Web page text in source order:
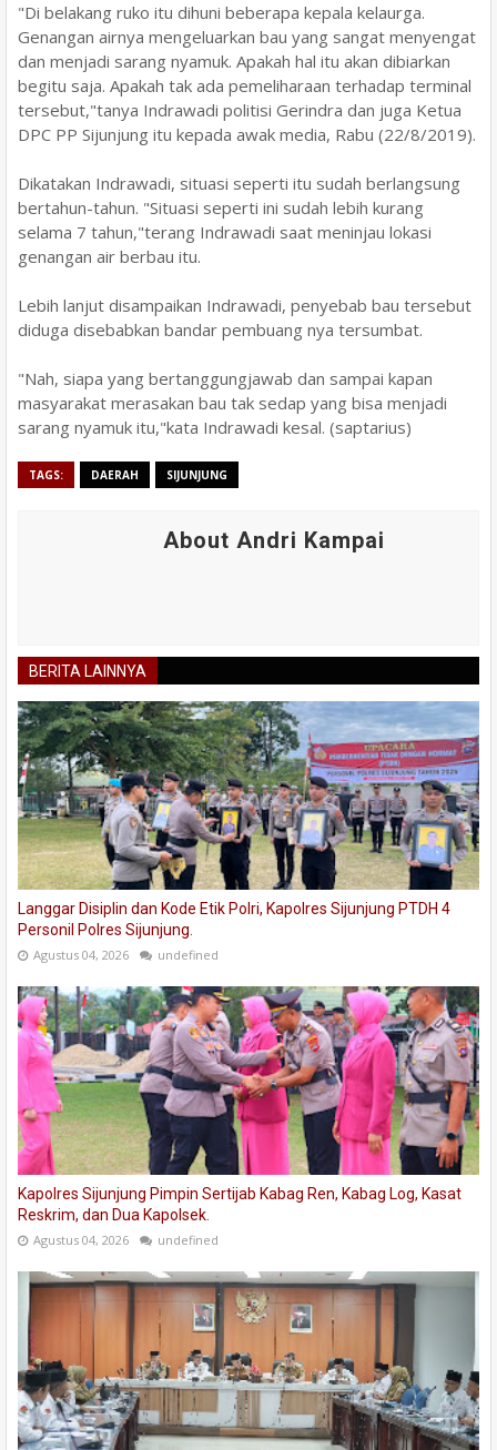
"Di belakang ruko itu dihuni beberapa kepala kelaurga.
Genangan airnya mengeluarkan bau yang sangat menyengat
dan menjadi sarang nyamuk. Apakah hal itu akan dibiarkan
begitu saja. Apakah tak ada pemeliharaan terhadap terminal
tersebut,"tanya Indrawadi politisi Gerindra dan juga Ketua
DPC PP Sijunjung itu kepada awak media, Rabu (22/8/2019).
Dikatakan Indrawadi, situasi seperti itu sudah berlangsung
bertahun-tahun. "Situasi seperti ini sudah lebih kurang
selama 7 tahun,"terang Indrawadi saat meninjau lokasi
genangan air berbau itu.
Lebih lanjut disampaikan Indrawadi, penyebab bau tersebut
diduga disebabkan bandar pembuang nya tersumbat.
"Nah, siapa yang bertanggungjawab dan sampai kapan
masyarakat merasakan bau tak sedap yang bisa menjadi
sarang nyamuk itu,"kata Indrawadi kesal. (saptarius)
TAGS: DAERAH SIJUNJUNG
About Andri Kampai
BERITA LAINNYA
Langgar Disiplin dan Kode Etik Polri, Kapolres Sijunjung PTDH 4
Personil Polres Sijunjung.
Agustus 04, 2026 undefined
Kapolres Sijunjung Pimpin Sertijab Kabag Ren, Kabag Log, Kasat
Reskrim, dan Dua Kapolsek.
Agustus 04, 2026 undefined